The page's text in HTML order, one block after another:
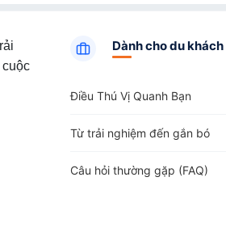
Dành cho du khách
Điều Thú Vị Quanh Bạn
Từ trải nghiệm đến gắn bó
Câu hỏi thường gặp (FAQ)